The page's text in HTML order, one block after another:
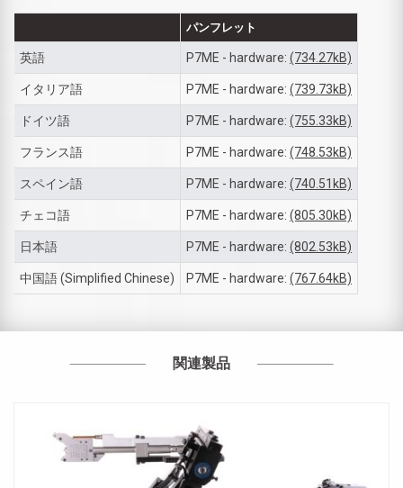
パンフレット
英語 P7ME - hardware: (734.27kB)
イタリア語 P7ME - hardware: (739.73kB)
ドイツ語 P7ME - hardware: (755.33kB)
フランス語 P7ME - hardware: (748.53kB)
スペイン語 P7ME - hardware: (740.51kB)
チェコ語 P7ME - hardware: (805.30kB)
日本語 P7ME - hardware: (802.53kB)
中国語 (Simplified Chinese) P7ME - hardware: (767.64kB)
関連製品